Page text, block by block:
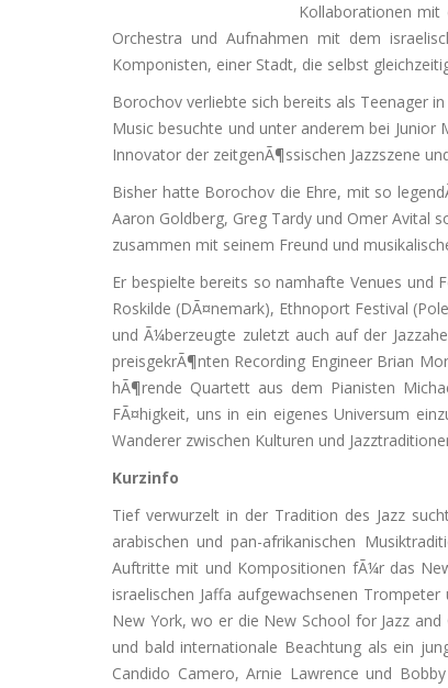
Kollaborationen mit
Orchestra und Aufnahmen mit dem
Komponisten, einer Stadt, die selbst
Borochov verliebte sich bereits als Teenager
Music besuchte und unter anderem bei Junior
Innovator der zeitgenÃ¶ssischen Jazzszene
Bisher hatte Borochov die Ehre, mit so
Aaron Goldberg, Greg Tardy und Omer
zusammen mit seinem Freund und
Er bespielte bereits so namhafte Venues und
Roskilde (DÃ¤nemark), Ethnoport Festival
und Ã¼berzeugte zuletzt auch auf der
preisgekrÃ¶nten Recording Engineer Brian
hÃ¶rende Quartett aus dem Pianisten
FÃ¤higkeit, uns in ein eigenes Universum
Wanderer zwischen Kulturen und
Kurzinfo
Tief verwurzelt in der Tradition des Jazz
arabischen und pan-afrikanischen
Auftritte mit und Kompositionen fÃ¼r das
israelischen Jaffa aufgewachsenen
New York, wo er die New School for Jazz
und bald internationale Beachtung als ein
Candido Camero, Arnie Lawrence und